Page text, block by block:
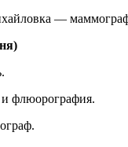
—
флюорография.